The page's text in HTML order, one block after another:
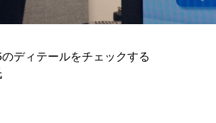
ディテールをチェックする